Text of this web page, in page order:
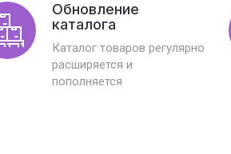
Обновление
каталога
Каталог товаров регулярно
расширяется и
пополняется